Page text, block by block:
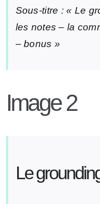
Sous-titre : « Le
les notes – la
– bonus »
Image 2
Le